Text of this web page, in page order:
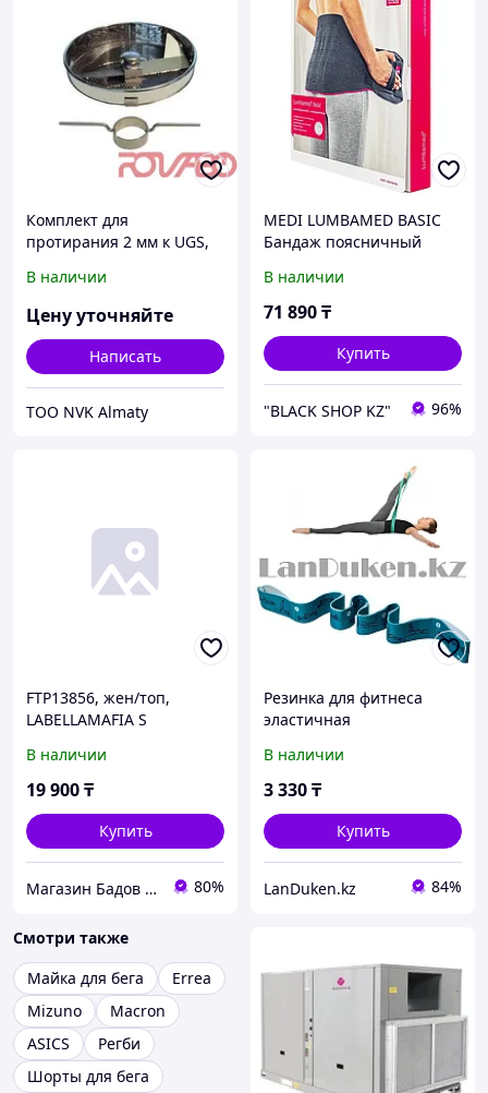
Комплект для
протирания 2 мм к UGS,
В наличии
Цену уточняйте
Написать
ТОО NVK Almaty
MEDI LUMBAMED BASIC
Бандаж поясничный
темно-синий
В наличии
71 890₸
Купить
"BLACK SHOP KZ" 96%
FTP13856, жен/топ,
LABELLAMAFIA S
В наличии
19 900₸
Купить
Магазин Бадов и спортивного питания "Fitness Formula" 80%
Резинка для фитнеса
эластичная
инструкцией березовая
длинна 92 см
В наличии
3 330₸
Купить
LanDuken.kz 84%
Смотри также
Майка для бега
Errea
Mizuno
Macron
ASICS
Регби
Шорты для бега